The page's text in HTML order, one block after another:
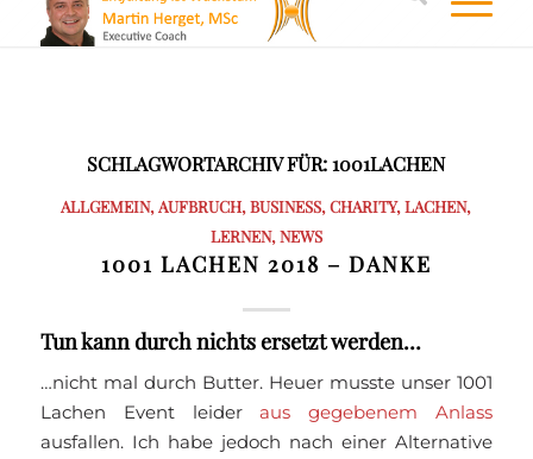
SCHLAGWORTARCHIV FÜR:1001LACHEN
ALLGEMEIN,AUFBRUCH,BUSINESS,CHARITY,LACHEN,
LERNEN, NEWS
1001 LACHEN 2018 – DANKE
Tun kann durch nichts ersetzt werden…
…nicht mal durch Butter. Heuer musste unser 1001
Lachen Event leideraus gegebenem Anlass
ausfallen. Ich habe jedoch nach einer Alternative